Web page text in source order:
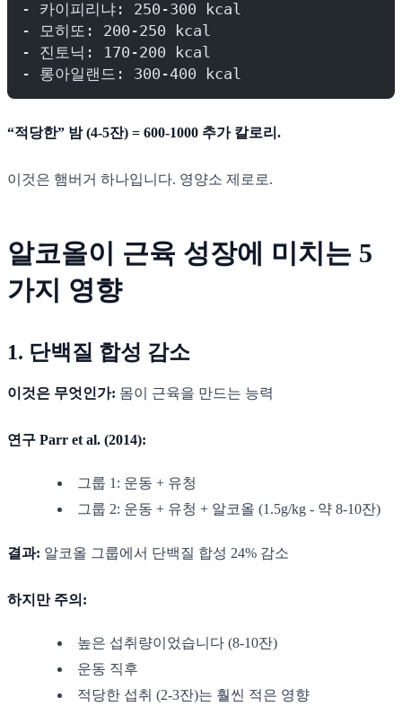
- 카이피리냐: 250-300 kcal
- 모히또: 200-250 kcal
- 진토닉: 170-200 kcal
- 롱아일랜드: 300-400 kcal
“적당한” 밤 (4-5잔) = 600-1000 추가 칼로리.
이것은 햄버거 하나입니다. 영양소 제로로.
알코올이 근육 성장에 미치는 5
가지 영향
1. 단백질 합성 감소
이것은 무엇인가: 몸이 근육을 만드는 능력
연구 Parr et al. (2014):
그룹 1: 운동 + 유청
그룹 2: 운동 + 유청 + 알코올 (1.5g/kg - 약 8-10잔)
결과: 알코올 그룹에서 단백질 합성 24% 감소
하지만 주의:
높은 섭취량이었습니다 (8-10잔)
운동 직후
적당한 섭취 (2-3잔)는 훨씬 적은 영향